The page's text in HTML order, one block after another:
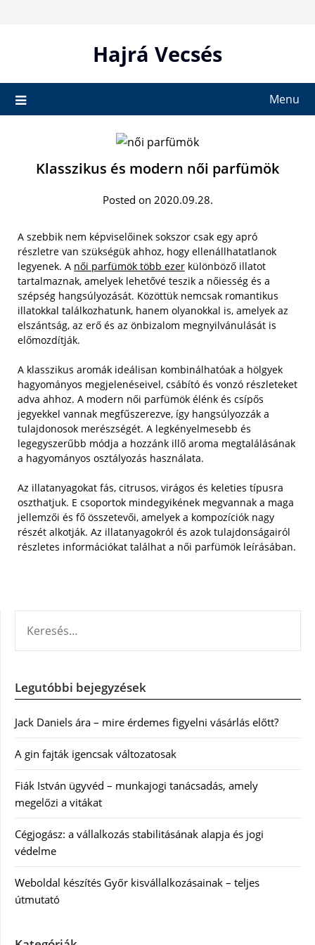
Hajrá Vecsés
Menu
Klasszikus és modern női parfümök
Posted on 2020.09.28.
A szebbik nem képviselőinek sokszor csak egy apró
részletre van szükségük ahhoz, hogy ellenállhatatlanok
legyenek. A női parfümök több ezer különböző illatot
tartalmaznak, amelyek lehetővé teszik a nőiesség és a
szépség hangsúlyozását. Közöttük nemcsak romantikus
illatokkal találkozhatunk, hanem olyanokkal is, amelyek az
elszántság, az erő és az önbizalom megnyilvánulását is
előmozdítják.
A klasszikus aromák ideálisan kombinálhatóak a hölgyek
hagyományos megjelenéseivel, csábító és vonzó részleteket
adva ahhoz. A modern női parfümök élénk és csípős
jegyekkel vannak megfűszerezve, így hangsúlyozzák a
tulajdonosok merészségét. A legkényelmesebb és
legegyszerűbb módja a hozzánk illő aroma megtalálásának
a hagyományos osztályozás használata.
Az illatanyagokat fás, citrusos, virágos és keleties típusra
oszthatjuk. E csoportok mindegyikének megvannak a maga
jellemzői és fő összetevői, amelyek a kompozíciók nagy
részét alkotják. Az illatanyagokról és azok tulajdonságairól
részletes információkat találhat a női parfümök leírásában.
Legutóbbi bejegyzések
Jack Daniels ára – mire érdemes figyelni vásárlás előtt?
A gin fajták igencsak változatosak
Fiák István ügyvéd – munkajogi tanácsadás, amely
megelőzi a vitákat
Cégjogász: a vállalkozás stabilitásának alapja és jogi
védelme
Weboldal készítés Győr kisvállalkozásainak – teljes
útmutató